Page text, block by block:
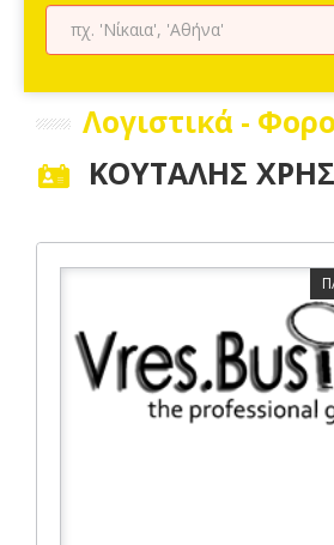
Λογιστικά -
ΚΟΥΤΑΛΗΣ